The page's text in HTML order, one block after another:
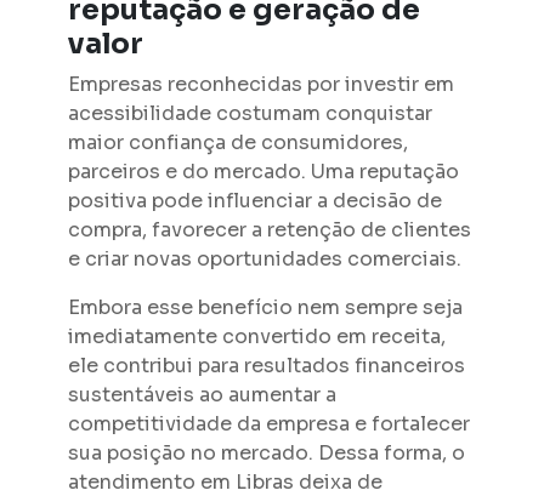
reputação e geração de
valor
Empresas reconhecidas por investir em
acessibilidade costumam conquistar
maior confiança de consumidores,
parceiros e do mercado. Uma reputação
positiva pode influenciar a decisão de
compra, favorecer a retenção de clientes
e criar novas oportunidades comerciais.
Embora esse benefício nem sempre seja
imediatamente convertido em receita,
ele contribui para resultados financeiros
sustentáveis ao aumentar a
competitividade da empresa e fortalecer
sua posição no mercado. Dessa forma, o
atendimento em Libras deixa de